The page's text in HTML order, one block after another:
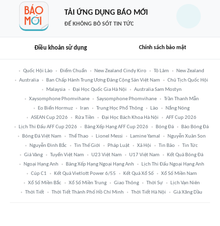
TẢI ỨNG DỤNG BÁO MỚI
ĐỂ KHÔNG BỎ SÓT TIN TỨC
Điều khoản sử dụng Chính sách bảo mật
Quốc Hội Lào Điểm Chuẩn New Zealand Cindy Kiro Tô Lâm
New Zealand
Australia
Ban Chấp Hành Trung Ương Đảng Cộng Sản Việt Nam
Chủ Tịch Quốc Hội
Malaysia
Đại Học Quốc Gia Hà Nội
Australia Sam Mostyn
Xaysomphone Phomvihane
Saysomphone Phomvihane
Trần Thanh Mẫn
Eo Biển Hormuz
Iran Trung Học Phổ Thông Lào
Nắng Nóng
ASEAN Cup 2026
Rửa Tiền Đại Học Bách Khoa Hà Nội
AFF Cup 2026
Lịch Thi Đấu AFF Cup 2026
Bảng Xếp Hạng AFF Cup 2026 Bóng Đá
Báo Bóng Đá
Bóng Đá Việt Nam
Thể Thao Lionel Messi Lamine Yamal
Nguyễn Xuân Son
Nguyễn Đình Bắc
Tin Thế Giới Pháp Luật Xã Hội Tin Bão
Tin Tức
Giá Vàng
Tuyển Việt Nam U23 Việt Nam U17 Việt Nam
Kết Quả Bóng Đá
Ngoại Hạng Anh
Bảng Xếp Hạng Ngoại Hạng Anh
Lịch Thi Đấu Ngoại Hạng Anh
Cúp C1
Kết Quả Vietlott Power 6/55 Kết Quả Xổ Số
Xổ Số Miền Nam
Xổ Số Miền Bắc
Xổ Số Miền Trung Giao Thông Thời Sự
Lịch Vạn Niên
Thời Tiết
Thời Tiết Thành Phố Hồ Chí Minh Thời Tiết Hà Nội Giá Xăng Dầu